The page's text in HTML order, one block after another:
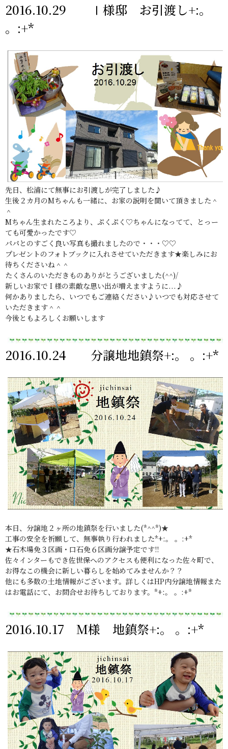
2016.10.29 Ⅰ様邸 お引渡し+:。
。:+*
先日、松浦にて無事にお引渡しが完了しました♪
生後２カ月のMちゃんも一緒に、お家の説明を聞いて頂きました＾
＾
Mちゃん生まれたころより、ぷくぷく♡ちゃんになってて、とっー
ても可愛かったです♡
パパとのすごく良い写真も撮れましたので・・・♡♡
プレゼントのフォトブックに入れさせていただきます★楽しみにお
待ちくださいね＾＾
たくさんのいただきものありがとうございました(^^)/
新しいお家で I 様の素敵な思い出が増えますように...♪
何かありましたら、いつでもご連絡ください♪いつでも対応させて
いただきます＾＾
今後ともよろしくお願いします
2016.10.24 分譲地地鎮祭+:。 。:+*
本日、分譲地２ヶ所の地鎮祭を行いました(*^^*)★
工事の安全を祈願して、無事執り行われました*+:。 。:+*
★石木場免３区画・口石免６区画分譲予定です!!
佐々インターもでき佐世保へのアクセスも便利になった佐々町で、
お得なこの機会に新しい暮らしを始めてみませんか？？
他にも多数の土地情報がございます。詳しくはHP内分譲地情報また
はお電話にて、お問合せお待ちしております。*+:。 。:+*
2016.10.17 M様 地鎮祭+:。 。:+*